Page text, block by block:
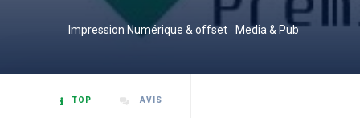
Impression Numérique & offset Media & Pub
TOP AVIS